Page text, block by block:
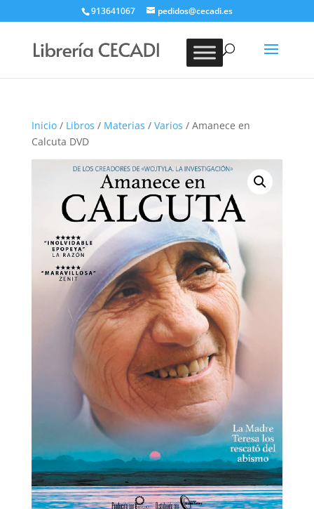
913641067 pedidos@cecadi.es
BUSCAR
Inicio/ Libros / Materias / Varios / Amanece en
Calcuta DVD